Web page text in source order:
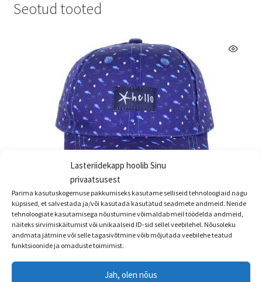
Lasteriidekapp hoolib Sinu
privaatsusest
Parima kasutuskogemuse pakkumiseks kasutame selliseid tehnoloogiaid nagu
küpsised, et salvestada ja/või kasutada kasutatud seadmete andmeid. Nende
tehnoloogiate kasutamisega nõustumine võimaldab meil töödelda andmeid,
näiteks sirvimiskäitumist või unikaalseid ID-sid sellel veebilehel. Nõusoleku
andmata jätmine või selle tagasivõtmine võib mõjutada veebilehe teatud
funktsioonide ja omaduste toimimist.
Jah, olen nõus
Seotud tooted
Poiste nokamüts Kalad, suurus 52
€17.95
Sellel
tootel